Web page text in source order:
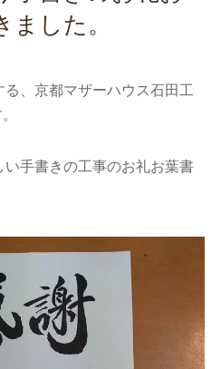
ました。
、京都マザーハウス石田工
手書きの工事のお礼お葉書